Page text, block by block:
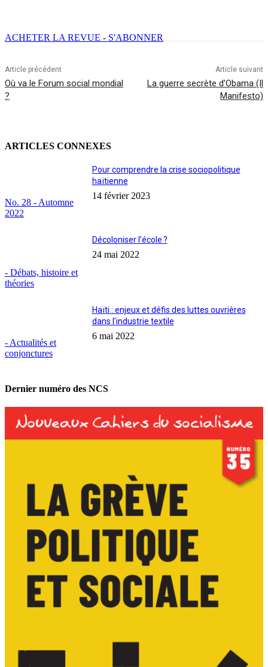
ACHETER LA REVUE - S'ABONNER
Article précédent
Où va le Forum social mondial
?
Article suivant
La guerre secrète d’Obama (Il
Manifesto)
ARTICLES CONNEXES
No. 28 - Automne
2022
Pour comprendre la crise sociopolitique
haïtienne
14 février 2023
- Débats, histoire et
théories
Décoloniser l’école ?
24 mai 2022
- Actualités et
conjonctures
Haïti : enjeux et défis des luttes ouvrières
dans l’industrie textile
6 mai 2022
Dernier numéro des NCS